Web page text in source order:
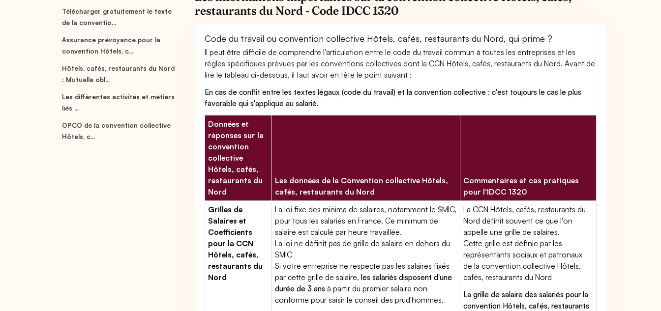
Télécharger gratuitement le texte
de la conventio...
Assurance prévoyance pour la
convention Hôtels, c...
Hôtels, cafés, restaurants du Nord
: Mutuelle obl...
Les différentes activités et métiers
liés ...
OPCO de la convention collective
Hôtels, c...
restaurants du Nord - Code IDCC 1320
Code du travail ou convention collective Hôtels, cafés, restaurants du Nord, qui prime ?
Il peut être difficile de comprendre l'articulation entre le code du travail commun à toutes les entreprises et les
règles spécifiques prévues par les conventions collectives dont la CCN Hôtels, cafés, restaurants du Nord. Avant de
lire le tableau ci-dessous, il faut avoir en tête le point suivant :
En cas de conflit entre les textes légaux (code du travail) et la convention collective : c'est toujours le cas le plus
favorable qui s'applique au salarié.
Données et
réponses sur la
convention
collective
Hôtels, cafés,
restaurants du
Nord
Les données de la Convention collective Hôtels,
cafés, restaurants du Nord
Commentaires et cas pratiques
pour l'IDCC 1320
Grilles de
Salaires et
Coefficients
pour la CCN
Hôtels, cafés,
restaurants du
Nord
La loi fixe des minima de salaires, notamment le SMIC,
pour tous les salariés en France. Ce minimum de
salaire est calculé par heure travaillée.
La loi ne définit pas de grille de salaire en dehors du
SMIC
Si votre entreprise ne respecte pas les salaires fixés
par cette grille de salaire,les salariés disposent d'une
durée de 3 ans à partir du premier salaire non
conforme pour saisir le conseil des prud'hommes.
La CCN Hôtels, cafés, restaurants du
Nord définit souvent ce que l'on
appelle une grille de salaires.
Cette grille est définie par les
représentants sociaux et patronaux
de la convention collective Hôtels,
cafés, restaurants du Nord
La grille de salaire des salariés pour la
convention Hôtels, cafés, restaurants